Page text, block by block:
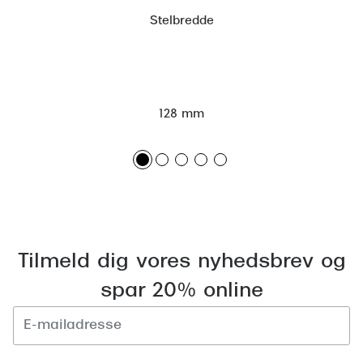
Stelbredde
128 mm
Tilmeld dig vores nyhedsbrev og
spar 20% online